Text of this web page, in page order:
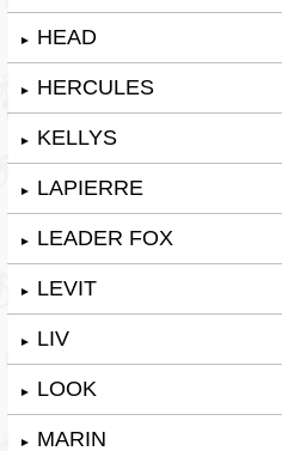
► HEAD
► HERCULES
► KELLYS
► LAPIERRE
► LEADER FOX
► LEVIT
► LIV
► LOOK
► MARIN